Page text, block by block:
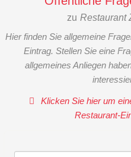
zu Restaurant
Hier finden Sie allgemeine
Eintrag. Stellen Sie eine
allgemeines Anliegen
Klicken Sie hier um
Restaurant-